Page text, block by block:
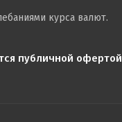
курса валют.
публичной офертой